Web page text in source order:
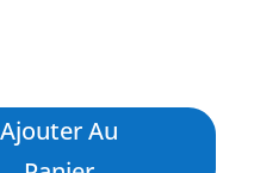
Ajouter Au